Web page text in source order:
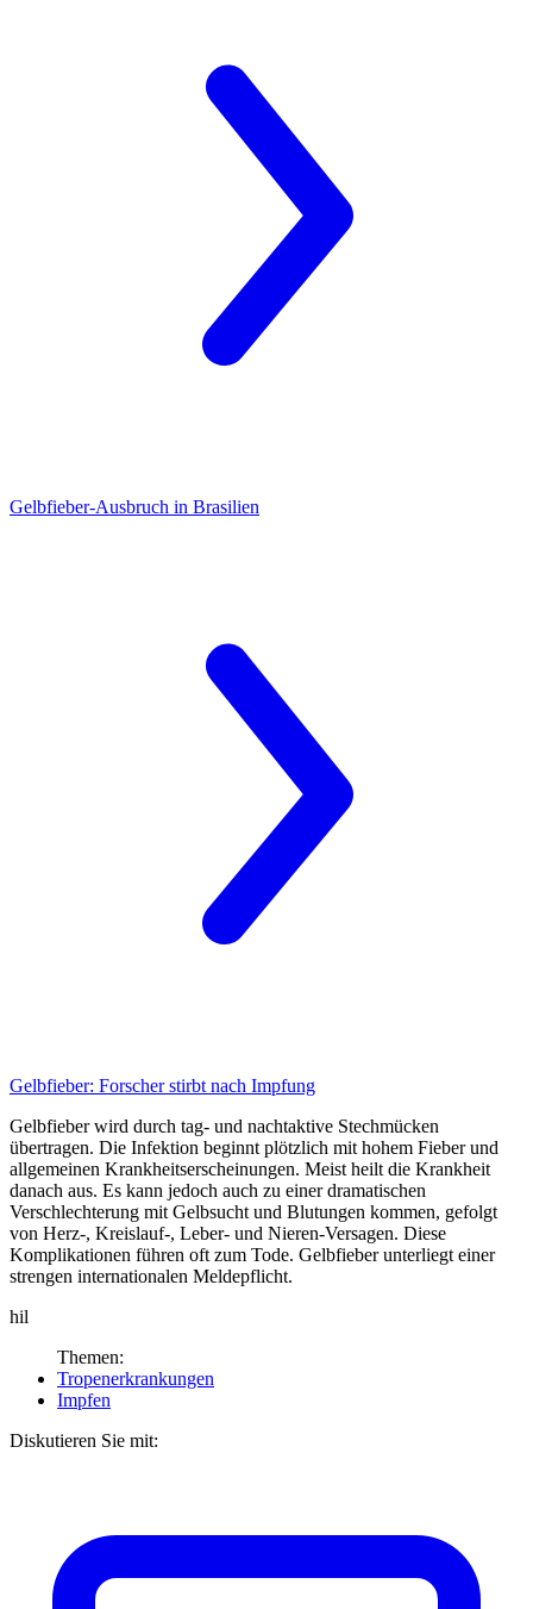
Gelbfieber-Ausbruch in Brasilien
Gelbfieber: Forscher stirbt nach Impfung
Gelbfieber wird durch tag- und nachtaktive Stechmücken
übertragen. Die Infektion be­ginnt plötzlich mit hohem Fieber und
allgemeinen Krankheitserscheinungen. Meist heilt die Krankheit
danach aus. Es kann jedoch auch zu einer dramatischen
Verschlechterung mit Gelbsucht und Blutungen kommen, gefolgt
von Herz-, Kreislauf-, Leber- und Nieren-Versagen. Diese
Komplikationen führen oft zum Tode. Gelbfieber unterliegt einer
stren­gen internationalen Meldepflicht.
hil
Themen:
Tropenerkrankungen
Impfen
Diskutieren Sie mit: